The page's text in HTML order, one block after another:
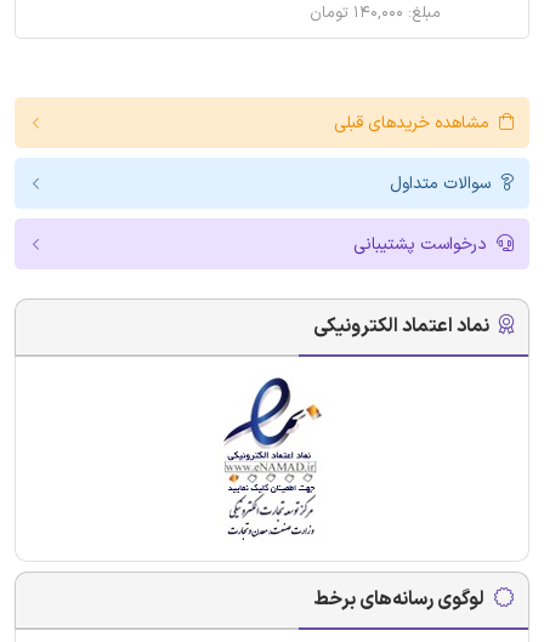
مبلغ: ۱۴۰,۰۰۰ تومان
مشاهده خریدهای قبلی
سوالات متداول
درخواست پشتیبانی
نماد اعتماد الکترونیکی
لوگوی رسانه‌های برخط